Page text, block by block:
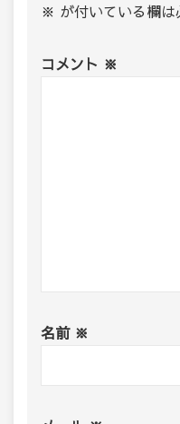
※ が付いている欄
コメント ※
名前 ※